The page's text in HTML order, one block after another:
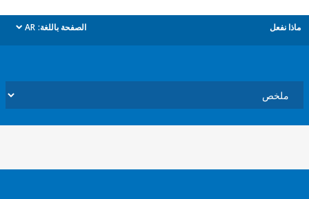
الصفحة باللغة: AR
dropdown